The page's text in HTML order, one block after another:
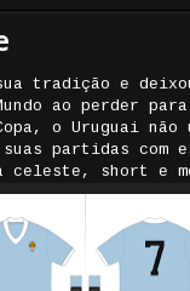
tradição e
ao perder
o Uruguai não
partidas com
celeste, short e